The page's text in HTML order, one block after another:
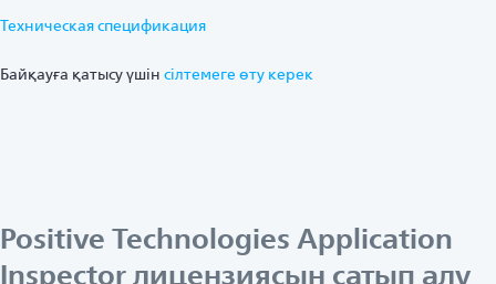
Техническая спецификация
Байқауға қатысу үшін ciлтемеге өту керек
Positive Technologies Application
Inspector лицензиясын сатып алу